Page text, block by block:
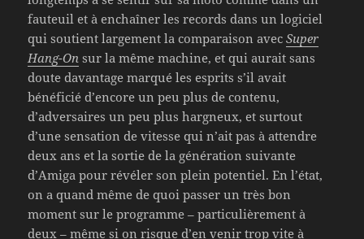
fauteuil et à enchaîner les records dans un logiciel
qui soutient largement la comparaison avecSuper
Hang-On sur la même machine, et qui aurait sans
doute davantage marqué les esprits s’il avait
bénéficié d’encore un peu plus de contenu,
d’adversaires un peu plus hargneux, et surtout
d’une sensation de vitesse qui n’ait pas à attendre
deux ans et la sortie de la génération suivante
d’Amiga pour révéler son plein potentiel. En l’état,
on a quand même de quoi passer un très bon
moment sur le programme – particulièrement à
deux – même si on risque d’en venir trop vite à